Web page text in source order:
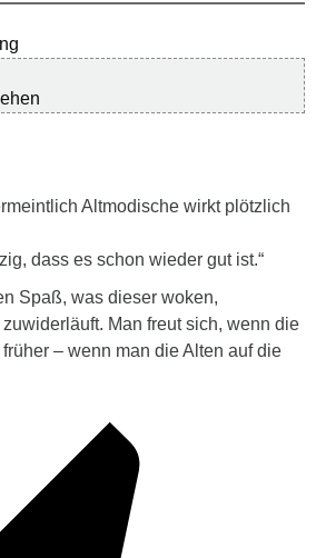
Altmodische wirkt plötzlich
dass es schon wieder gut ist.“
Spaß, was dieser woken,
Man freut sich, wenn die
– wenn man die Alten auf die